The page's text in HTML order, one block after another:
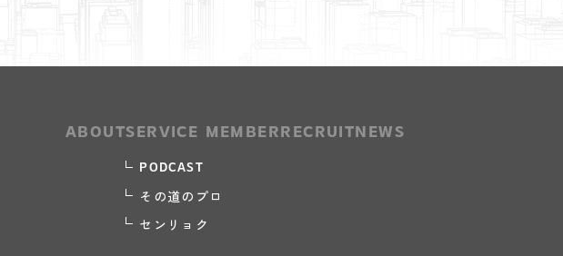
ABOUTSERVICE
PODCAST
その道のプロ
センリョク
MEMBER RECRUIT NEWS